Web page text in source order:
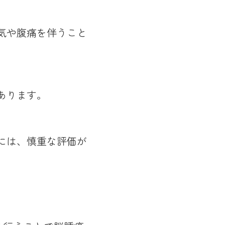
や腹痛を伴うこと
ます。
は、慎重な評価が